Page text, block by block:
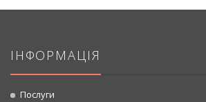
ІНФОРМАЦІЯ
Послуги